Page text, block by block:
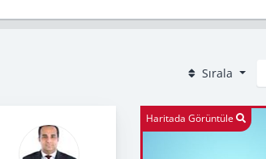
Sırala
Haritada Görüntüle